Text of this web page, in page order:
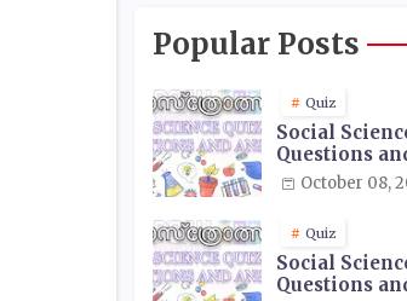
Popular Posts
Quiz
Social
Questions
- 01October 08,
Quiz
Social
Questions